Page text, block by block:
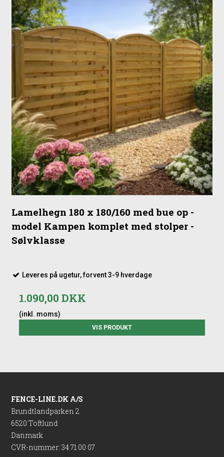
Lamelhegn 180 x 180/160 med bue op -
model Kampen komplet med stolper -
Sølvklasse
Leveres på ugetur, forvent 3-9 hverdage
1.090,00 DKK
(inkl. moms)
VIS PRODUKT
FENCE-LINE.DK A/S
Brundtlandparken 2
6520 Toftlund
Danmark
CVR-nummer: 34 71 00 07